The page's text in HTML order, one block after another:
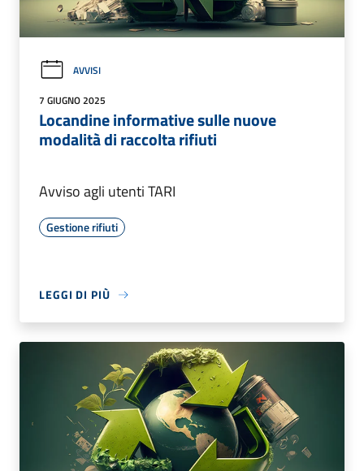
AVVISI
7 GIUGNO 2025
Locandine informative sulle nuove
modalità di raccolta rifiuti
Avviso agli utenti TARI
Gestione rifiuti
LEGGI DI PIÙ